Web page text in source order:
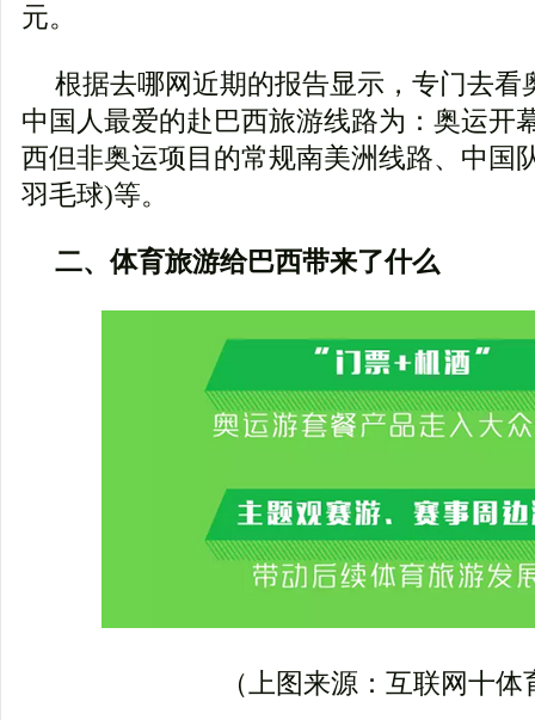
元。
根据去哪网近期的报告显示，专门去看
中国人最爱的赴巴西旅游线路为：奥运开
西但非奥运项目的常规南美洲线路、中国
羽毛球)等。
二、体育旅游给巴西带来了什么
（上图来源：互联网十体